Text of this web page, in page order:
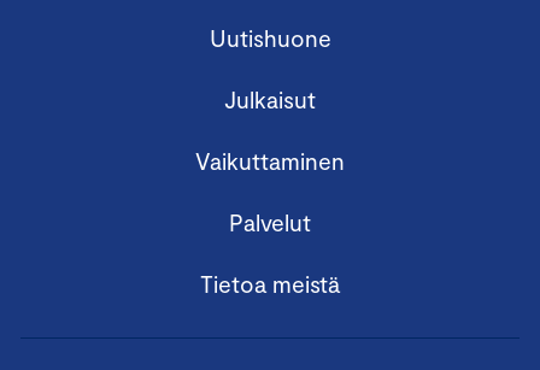
Uutishuone
Julkaisut
Vaikuttaminen
Palvelut
Tietoa meistä